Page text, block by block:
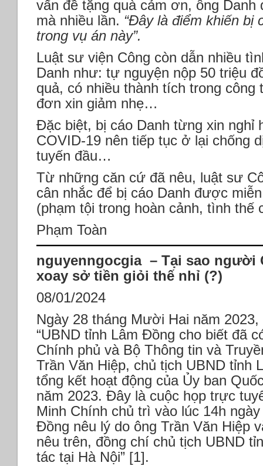
vấn đề tặng quà cảm ơn, ông
mà nhiều lần. “Đây là điểm khiến bị
trong vụ án này”.
Luật sư viện Công còn dẫn nhiều
Danh như: tự nguyện nộp 50 triệu
quả, có nhiều thành tích trong
đơn xin giảm nhẹ…
Đặc biệt, bị cáo Danh từng xin
COVID-19 nên tiếp tục ở lại chống
tuyến đầu…
Từ những căn cứ đã nêu, luật sư
cân nhắc để bị cáo Danh được
(phạm tội trong hoàn cảnh, tình thế
Phạm Toàn
nguyenngocgia – Tại sao người
xoay sở tiền giỏi thế nhỉ (?)
08/01/2024
Ngày 28 tháng Mười Hai năm
“UBND tỉnh Lâm Đồng cho biết đã
Chính phủ và Bộ Thông tin và
Trần Văn Hiệp, chủ tịch UBND tỉnh
tổng kết hoạt động của Ủy ban
năm 2023. Đây là cuộc họp trực
Minh Chính chủ trì vào lúc 14h
Đồng nêu lý do ông Trần Văn Hiệp
nêu trên, đồng chí chủ tịch UBND
tác tại Hà Nội” [1].